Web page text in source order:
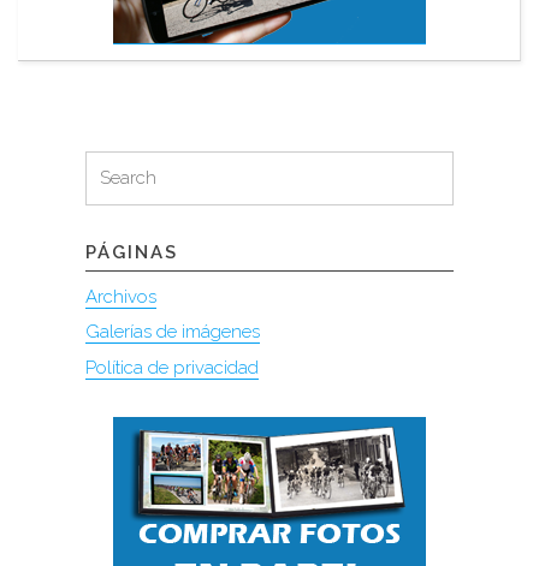
for:
Search
PÁGINAS
Archivos
Galerías de imágenes
Política de privacidad